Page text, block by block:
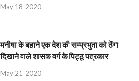
May 18, 2020
मनीषा के बहाने एक देश की सम्प्रभुता को ठेंगा
दिखाने वाले शासक वर्ग के पिट्ठू पत्रकार
May 21, 2020